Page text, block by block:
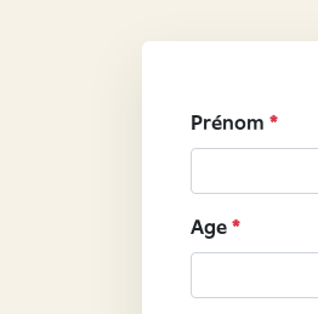
Prénom *
Age *